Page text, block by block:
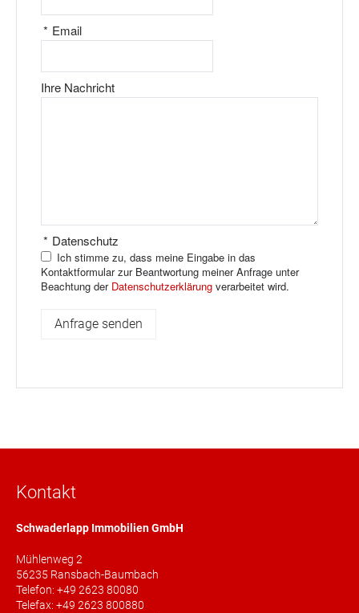
Email
*
Ihre Nachricht
Datenschutz
*
Ich stimme zu, dass meine Eingabe in das
Kontaktformular zur Beantwortung meiner Anfrage unter
Beachtung der Datenschutzerklärung verarbeitet wird.
Kontakt
Schwaderlapp Immobilien GmbH
Mühlenweg 2
56235 Ransbach-Baumbach
Telefon: +49 2623 80080
Telefax: +49 2623 800880